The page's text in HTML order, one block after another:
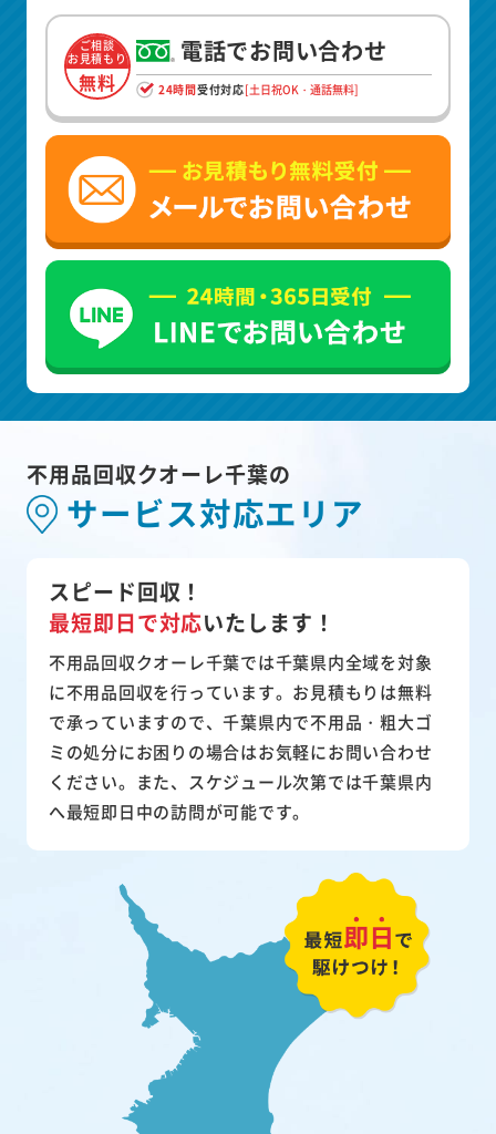
ご相談
お見積もり
無料
電話でお問い合わせ
24時間受付対応[土日祝OK・通話無料]
不用品回収クオーレ千葉の
サービス対応エリア
スピード回収！
最短即日で対応いたします！
不用品回収クオーレ千葉では千葉県内全域を対象
に不用品回収を行っています。お見積もりは無料
で承っていますので、千葉県内で不用品・粗大ゴ
ミの処分にお困りの場合はお気軽にお問い合わせ
ください。また、スケジュール次第では千葉県内
へ最短即日中の訪問が可能です。